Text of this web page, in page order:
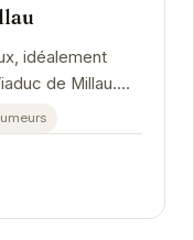
idéalement
de Millau.
paisible dans...